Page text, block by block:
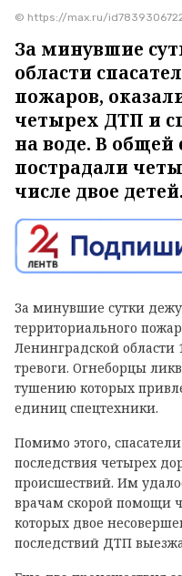
© https://max.ru/
За минувшие
области
пожаров,
четырех ДТП и
на воде. В общей
пострадали
числе двое детей.
За минувшие сутки
территориального
Ленинградской области
тревоги. Огнеборцы
тушению которых
единиц спецтехники.
Помимо этого,
последствия четырех
происшествий. Им
врачам скорой помощи
которых двое
последствий ДТП